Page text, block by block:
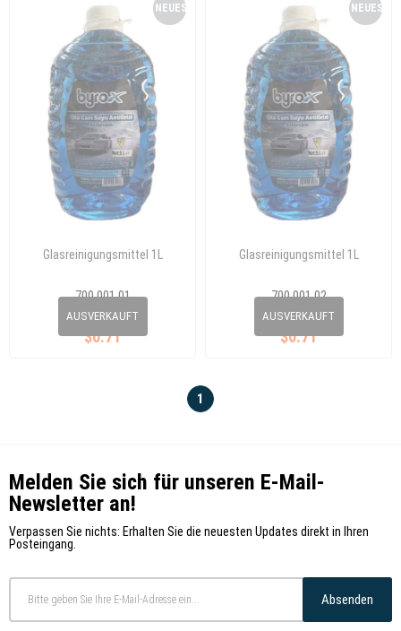
AUSVERKAUFT
Glasreinigungsmittel 1L
700 001 01
$0.71
NEUES
0 AUSVERKAUFT
Glasreinigungsmittel 1L
700 001 02
$0.71
NEUES
0
1
Melden Sie sich für unseren E-Mail-
Newsletter an!
Verpassen Sie nichts: Erhalten Sie die neuesten Updates direkt in Ihren
Posteingang.
Absenden